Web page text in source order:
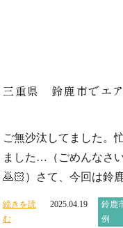
三重県 鈴鹿市でエ
ご無沙汰してました。
ました…（ごめんなさ
🙇🏻）さて、今回は鈴
続きを読
む
2025.04.19
鈴鹿
例